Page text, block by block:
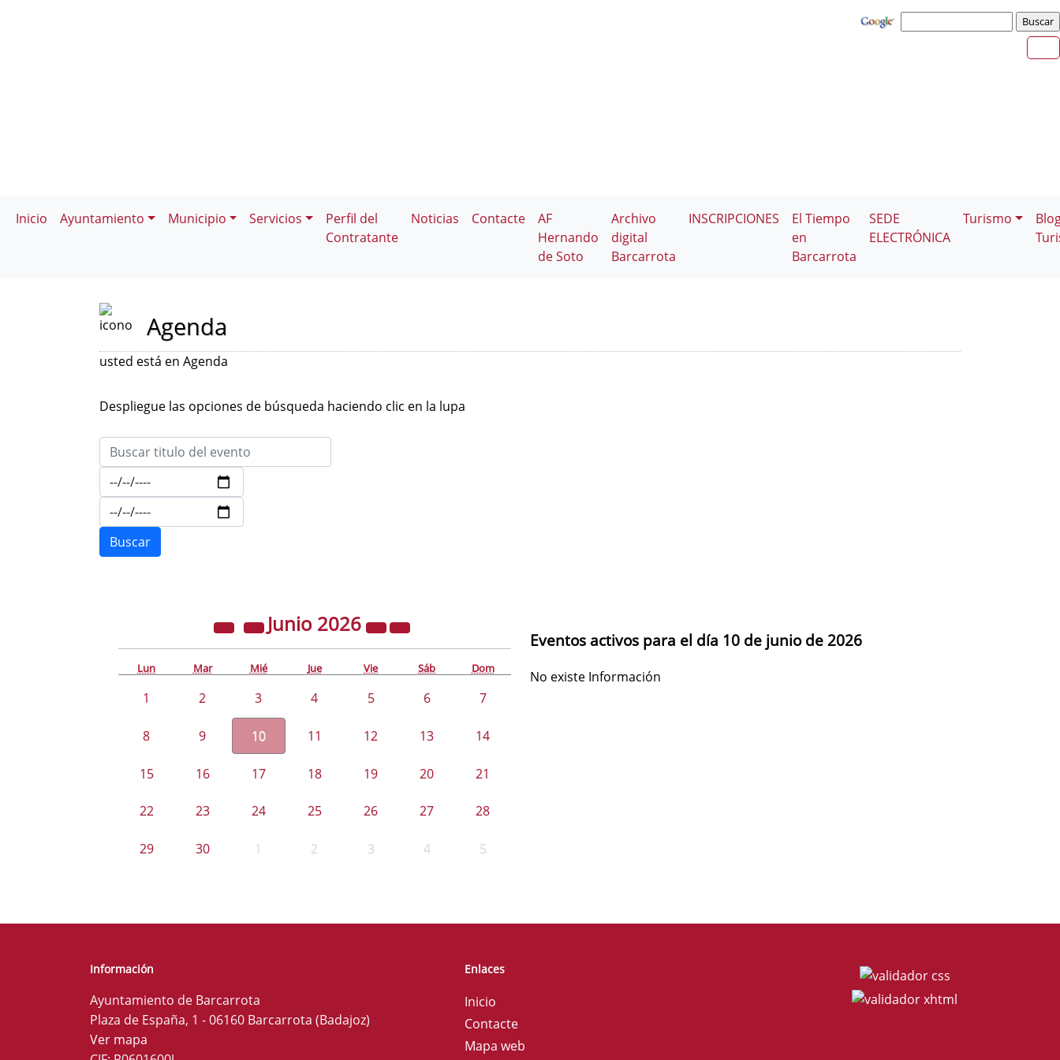
Inicio Ayuntamiento Municipio Servicios
Perfil del
Contratante
Noticias Contacte
AF
Hernando
de Soto
Archivo
digital
Barcarrota
INSCRIPCIONES
El Tiempo
en
Barcarrota
SEDE
ELECTRÓNICA
Turismo
Agenda
usted está en Agenda
Despliegue las opciones de búsqueda haciendo clic en la lupa
Junio 2026
Lun Mar Mié Jue Vie Sáb Dom
1 2 3 4 5 6 7
8 9 10 11 12 13 14
15 16 17 18 19 20 21
22 23 24 25 26 27 28
29 30 1 2 3 4 5
Eventos activos para el día 10 de junio de 2026
No existe Información
Información
Ayuntamiento de Barcarrota
Plaza de España, 1 - 06160 Barcarrota (Badajoz)
Ver mapa
Enlaces
Inicio
Contacte
Mapa web